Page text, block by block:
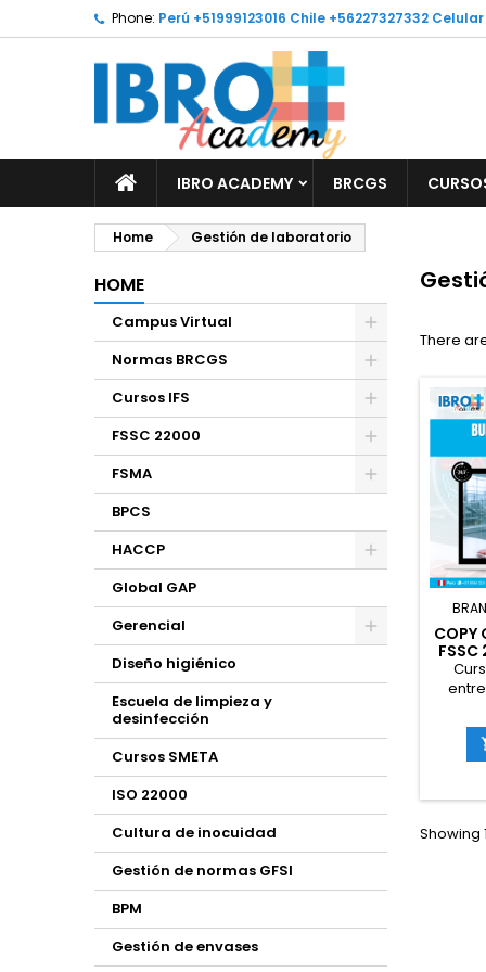
Phone: Perú +51999123016 Chile +56227327332
IBRO ACADEMY BRCGS
Home Gestión de laboratorio
HOME
Campus Virtual
Normas BRCGS
Cursos IFS
FSSC 22000
FSMA
BPCS
HACCP
Global GAP
Gerencial
Diseño higiénico
Escuela de limpieza y
desinfección
Cursos SMETA
ISO 22000
Cultura de inocuidad
Gestión de normas GFSI
BPM
Gestión de envases
There
COPY
FSSC
4
Showing